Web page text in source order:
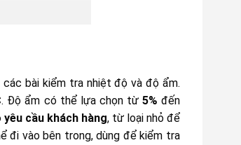
bài kiểm tra nhiệt độ và độ ẩm.
. Độ ẩm có thể lựa chọn từ 5% đến
cầu khách hàng, từ loại nhỏ để
đi vào bên trong, dùng để kiểm tra